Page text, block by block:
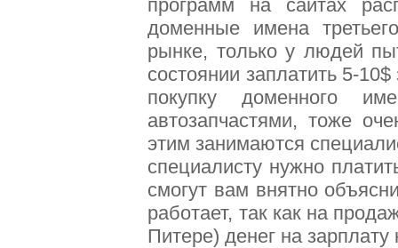
программ на сайтах
доменные имена
рынке, только у людей
состоянии заплатить 5-
покупку доменного
автозапчастями, тоже
этим занимаются
специалисту нужно
смогут вам внятно
работает, так как на
Питере) денег на зарплату